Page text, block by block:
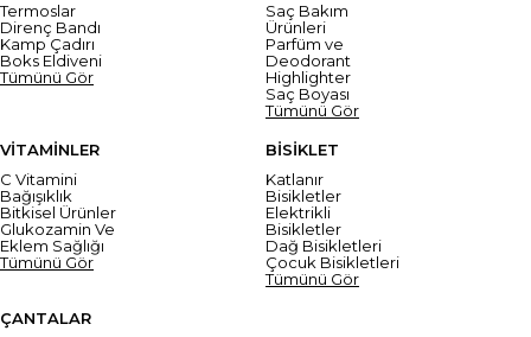
Termoslar
Direnç Bandı
Kamp Çadırı
Boks Eldiveni
Tümünü Gör
Saç Bakım
Ürünleri
Parfüm ve
Deodorant
Highlighter
Saç Boyası
Tümünü Gör
VİTAMİNLER
C Vitamini
Bağışıklık
Bitkisel Ürünler
Glukozamin Ve
Eklem Sağlığı
Tümünü Gör
BİSİKLET
Katlanır
Bisikletler
Elektrikli
Bisikletler
Dağ Bisikletleri
Çocuk Bisikletleri
Tümünü Gör
ÇANTALAR